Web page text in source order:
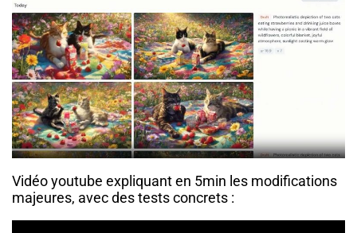
Vidéo youtube expliquant en 5min les modifications
majeures, avec des tests concrets :